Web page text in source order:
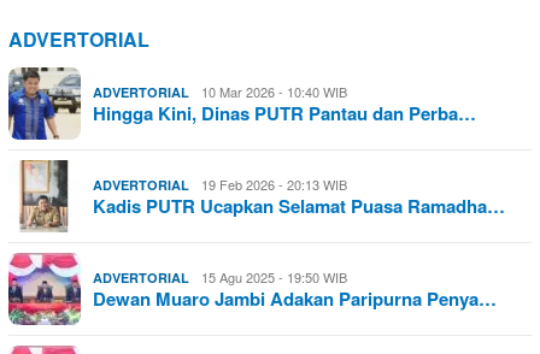
ADVERTORIAL
ADVERTORIAL 10 Mar 2026 - 10:40 WIB
Hingga Kini, Dinas PUTR Pantau dan Perba…
ADVERTORIAL 19 Feb 2026 - 20:13 WIB
Kadis PUTR Ucapkan Selamat Puasa Ramadha…
ADVERTORIAL 15 Agu 2025 - 19:50 WIB
Dewan Muaro Jambi Adakan Paripurna Penya…